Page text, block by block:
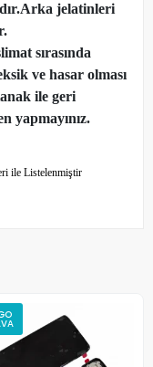
jelatinleri
sırasında
ve hasar olması
ile geri
yapmayınız.
ile Listelenmiştir